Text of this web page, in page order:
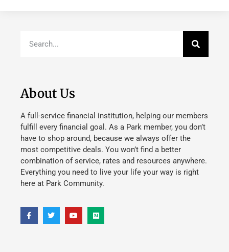
About Us
A full-service financial institution, helping our members
fulfill every financial goal. As a Park member, you don’t
have to shop around, because we always offer the
most competitive deals. You won’t find a better
combination of service, rates and resources anywhere.
Everything you need to live your life your way is right
here at Park Community.